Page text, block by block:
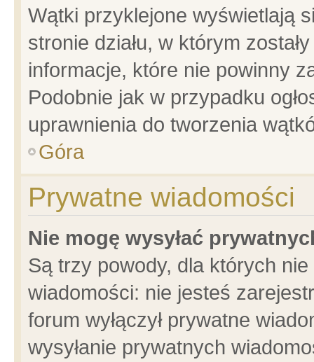
Wątki przyklejone wyświetlają
stronie działu, w którym
informacje, które nie powinny
Podobnie jak w przypadku
uprawnienia do tworzenia
Góra
Prywatne wiadomości
Nie mogę wysyłać
Są trzy powody, dla których
wiadomości: nie jesteś
forum wyłączył prywatne
wysyłanie prywatnych